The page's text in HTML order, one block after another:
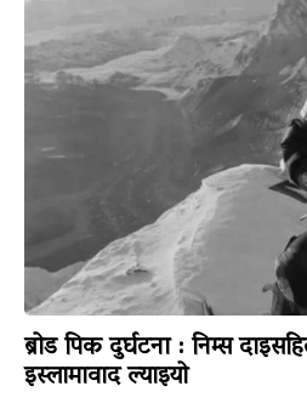
ब्रोड पिक दुर्घटना : निम्स
इस्लामावाद ल्याइयो